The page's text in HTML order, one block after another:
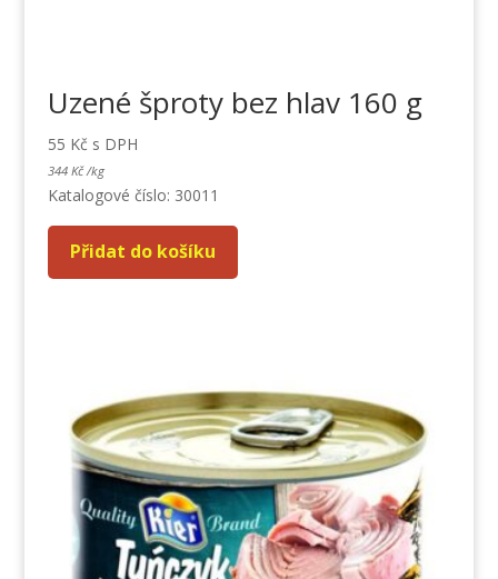
Uzené šproty bez hlav 160 g
55 Kč s DPH
344 Kč /kg
Katalogové číslo: 30011
Přidat do košíku